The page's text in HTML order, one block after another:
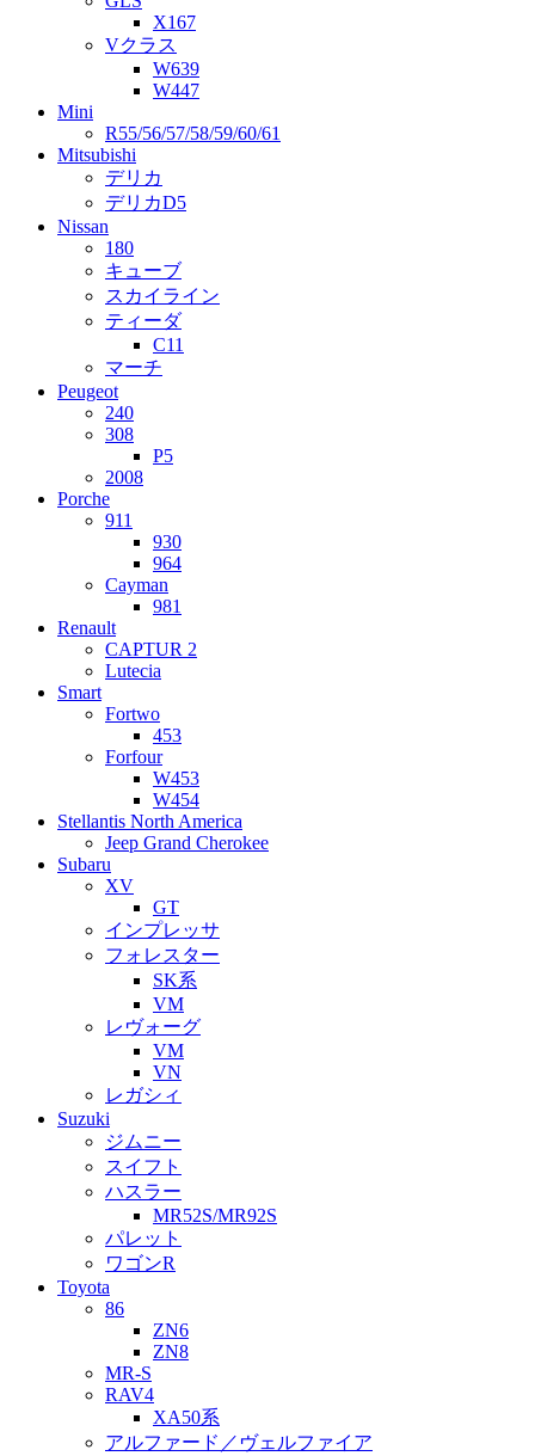
X167
Vクラス
W639
W447
Mini
R55/56/57/58/59/60/61
Mitsubishi
デリカ
デリカD5
Nissan
180
キューブ
スカイライン
ティーダ
C11
マーチ
Peugeot
240
308
P5
2008
Porche
911
930
964
Cayman
981
Renault
CAPTUR 2
Lutecia
Smart
Fortwo
453
Forfour
W453
W454
Stellantis North America
Jeep Grand Cherokee
Subaru
XV
GT
インプレッサ
フォレスター
SK系
VM
レヴォーグ
VM
VN
レガシィ
Suzuki
ジムニー
スイフト
ハスラー
MR52S/MR92S
パレット
ワゴンR
Toyota
86
ZN6
ZN8
MR-S
RAV4
XA50系
アルファード／ヴェルファイア